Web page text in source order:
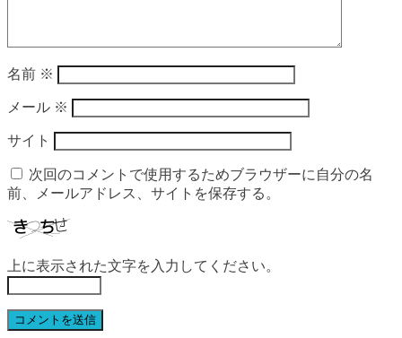
名前 ※
メール ※
サイト
次回のコメントで使用するためブラウザーに自分の名
前、メールアドレス、サイトを保存する。
上に表示された文字を入力してください。